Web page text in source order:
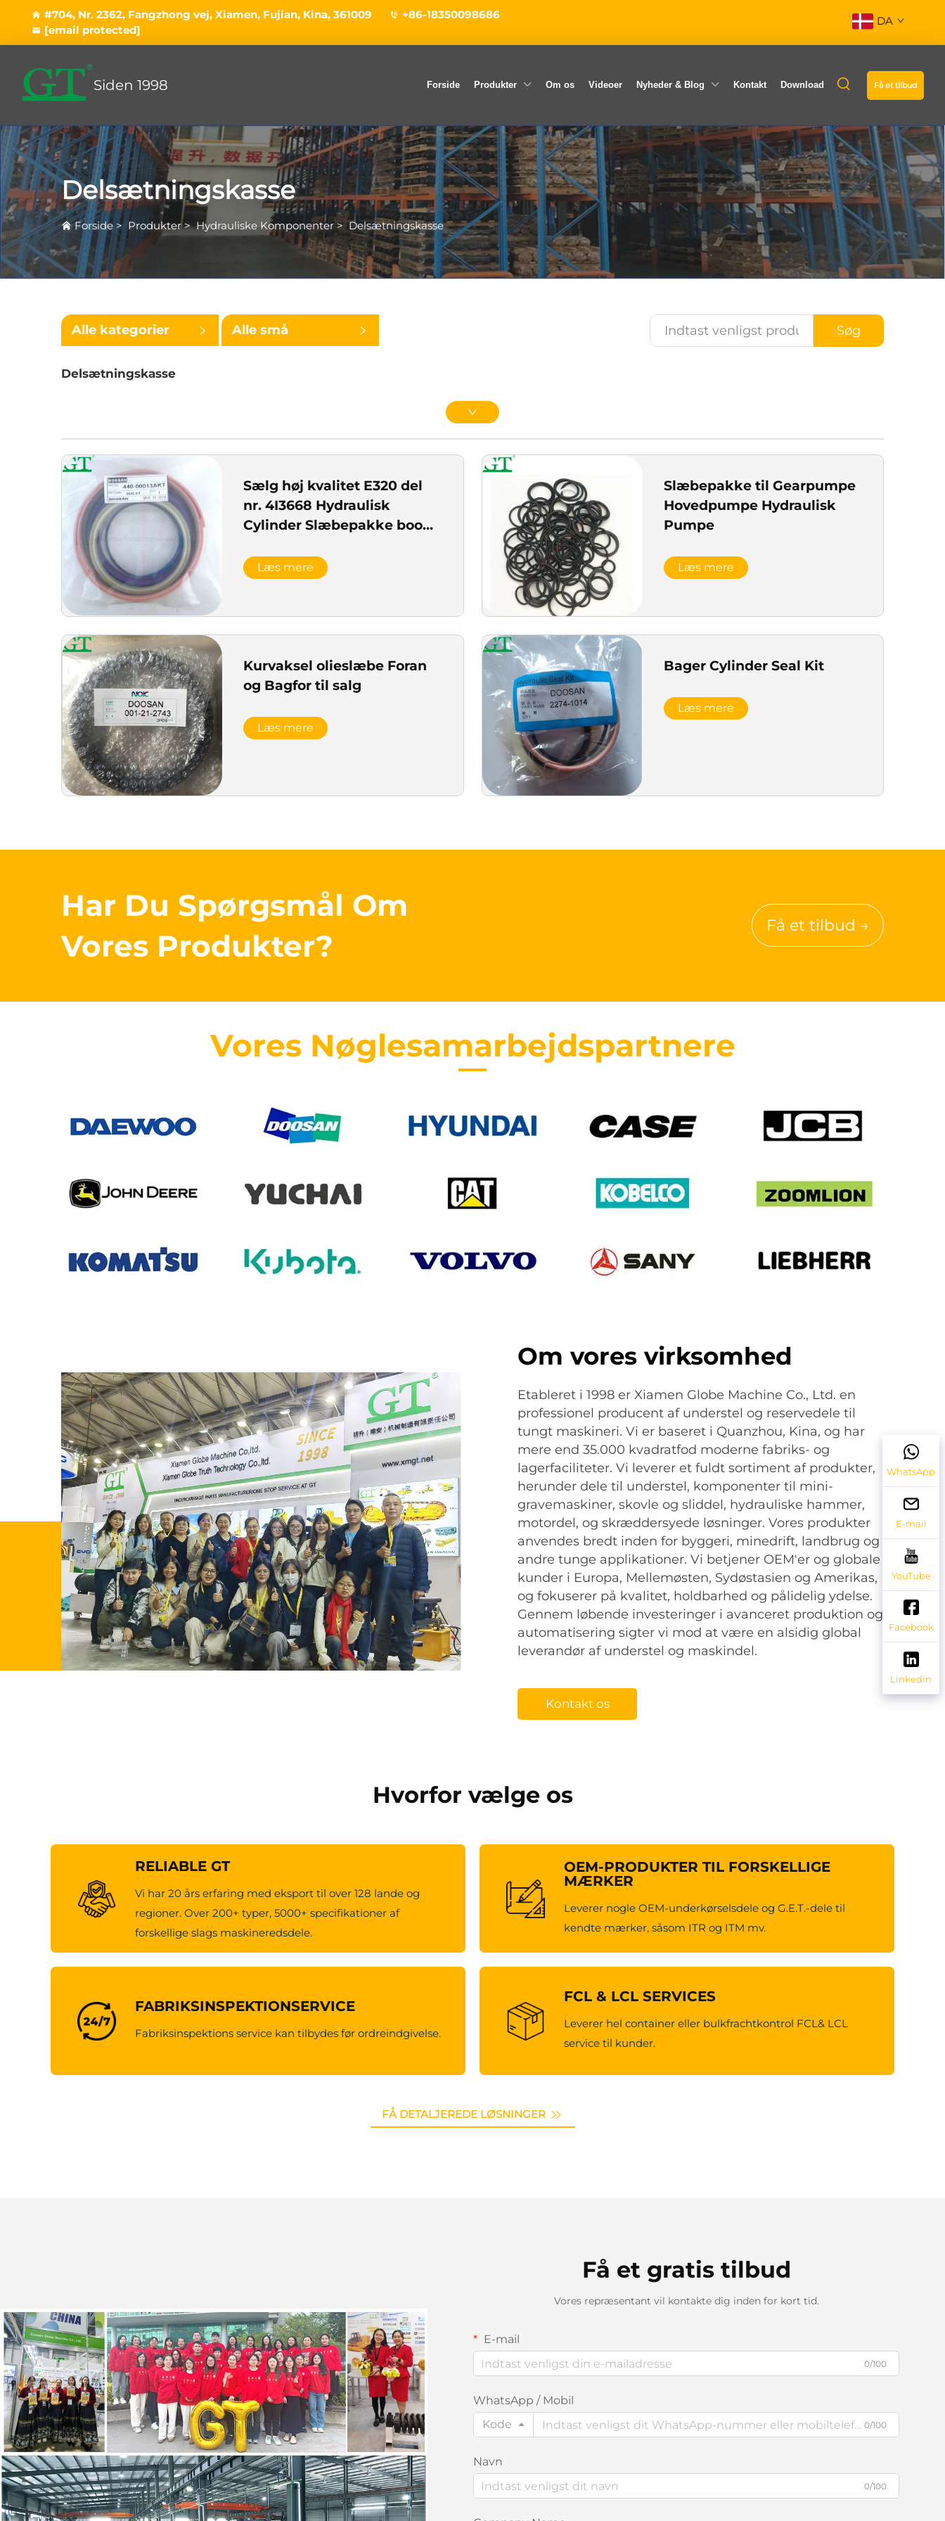
#704, Nr. 2362, Fangzhong vej, Xiamen, Fujian, Kina, 361009
+86-18350098686
[email protected]
DA
Siden 1998 Forside Produkter Om os Videoer Nyheder & Blog Kontakt Download Få et tilbud
Delsætningskasse
Forside > Produkter>Hydrauliske Komponenter>Delsætningskasse
Alle kategorier Alle små Søg
Delsætningskasse
Sælg høj kvalitet E320 del
nr. 4I3668 Hydraulisk
Cylinder Slæbepakke boom
Læs mere
Slæbepakke til Gearpumpe
Hovedpumpe Hydraulisk
Pumpe
Læs mere
Kurvaksel olieslæbe Foran
og Bagfor til salg
Læs mere
Bager Cylinder Seal Kit
Læs mere
Har Du Spørgsmål Om
Vores Produkter?
Få et tilbud →
Vores Nøglesamarbejdspartnere
Om vores virksomhed
Etableret i 1998 er Xiamen Globe Machine Co., Ltd. en
professionel producent af understel og reservedele til
tungt maskineri. Vi er baseret i Quanzhou, Kina, og har
mere end 35.000 kvadratfod moderne fabriks- og
lagerfaciliteter. Vi leverer et fuldt sortiment af produkter,
herunder dele til understel, komponenter til mini-
gravemaskiner, skovle og sliddel, hydrauliske hammer,
motordel, og skræddersyede løsninger. Vores produkter
anvendes bredt inden for byggeri, minedrift, landbrug og
andre tunge applikationer. Vi betjener OEM'er og globale
kunder i Europa, Mellemøsten, Sydøstasien og Amerikas,
og fokuserer på kvalitet, holdbarhed og pålidelig ydelse.
Gennem løbende investeringer i avanceret produktion og
automatisering sigter vi mod at være en alsidig global
leverandør af understel og maskindel.
Kontakt os
Hvorfor vælge os
RELIABLE GT
Vi har 20 års erfaring med eksport til over 128 lande og
regioner. Over 200+ typer, 5000+ specifikationer af
forskellige slags maskineredsdele.
OEM-PRODUKTER TIL FORSKELLIGE
MÆRKER
Leverer nogle OEM-underkørselsdele og G.E.T.-dele til
kendte mærker, såsom ITR og ITM mv.
FABRIKSINSPEKTIONSERVICE
Fabriksinspektions service kan tilbydes før ordreindgivelse.
FCL & LCL SERVICES
Leverer hel container eller bulkfrachtkontrol FCL& LCL
service til kunder.
FÅ DETALJEREDE LØSNINGER
Få et gratis tilbud
Vores repræsentant vil kontakte dig inden for kort tid.
E-mail
0/100
WhatsApp / Mobil
Kode
0/100
Navn
0/100
WhatsApp
E-mail
YouTube
Facebook
Linkedin